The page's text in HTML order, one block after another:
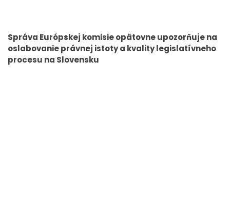
Správa Európskej komisie opätovne upozorňuje na
oslabovanie právnej istoty a kvality legislatívneho
procesu na Slovensku